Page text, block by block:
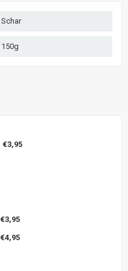
Schar
150g
€3,95
€3,95
€4,95